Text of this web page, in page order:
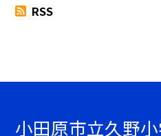
RSS
小田原市立久野